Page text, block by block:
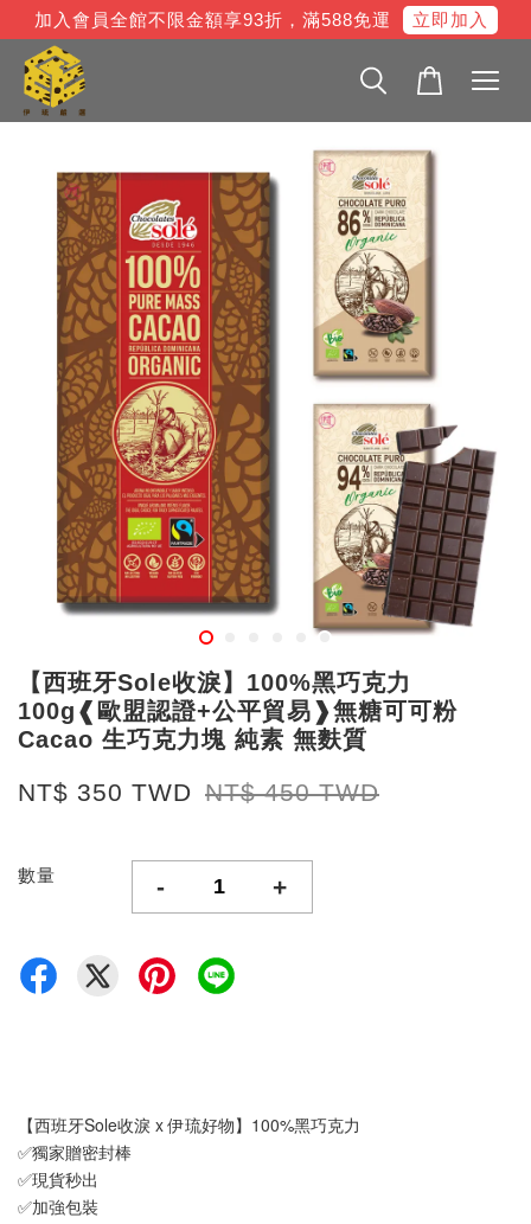
加入會員全館不限金額享93折，滿588免運 立即加入
【西班牙Sole收淚】100%黑巧克力
100g❰歐盟認證+公平貿易❱無糖可可粉
Cacao 生巧克力塊 純素 無麩質
NT$ 350 TWD NT$ 450 TWD
數量 - +
【西班牙Sole收淚 x 伊琉好物】100%黑巧克力
✅獨家贈密封棒
✅現貨秒出
✅加強包裝